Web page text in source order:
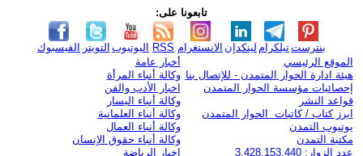
تابعونا على:
الفيسبوك التويتر اليوتيوب RSS الانستغرام لينكدإن تيلكرامبنترست
الموقع الرئيسي
هيئة ادارة الحوار المتمدن - للإتصال بنا
إحصائيات مؤسسة الحوار المتمدن
قواعد النشر
ابرز كتاب / كاتبات الحوار المتمدن
يوتيوب التمدن
مكتبة التمدن
عدد الزوار: 3,428,153,440
أخبار عامة
وكالة أنباء المرأة
اخبار الأدب والفن
وكالة أنباء اليسار
وكالة أنباء العلمانية
وكالة أنباء العمال
وكالة أنباء حقوق الإنسان
اخبار الرياضة